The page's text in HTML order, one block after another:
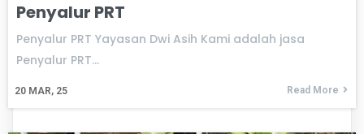
Penyalur PRT
20 MAR, 25
Penyalur PRT Yayasan Dwi Asih Kami adalah jasa
Penyalur PRT…
Read More